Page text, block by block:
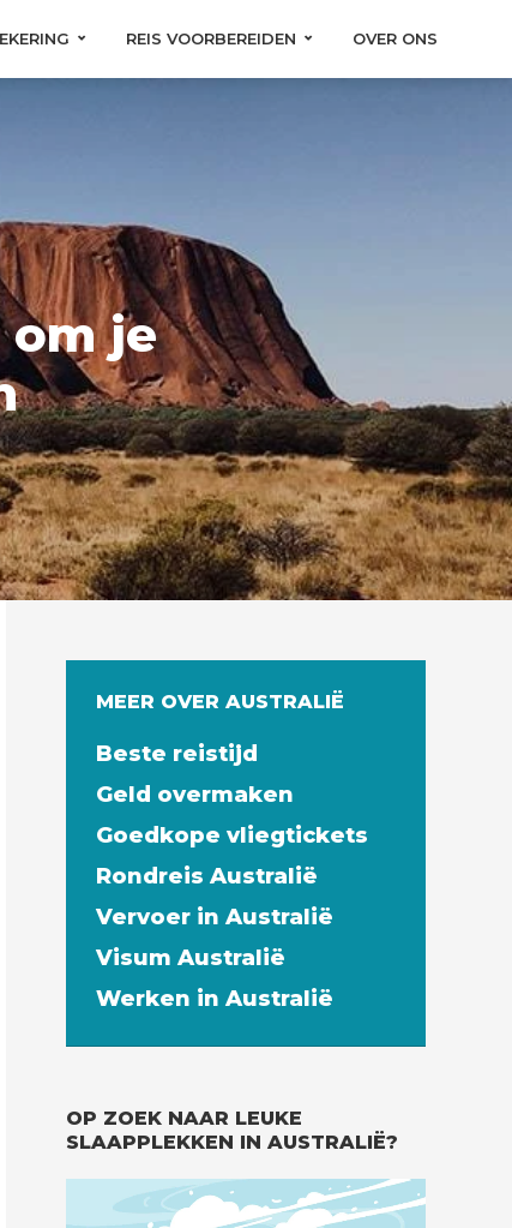
REIS VOORBEREIDEN OVER ONS
om je
MEER OVER AUSTRALIË
Beste reistijd
Geld overmaken
Goedkope vliegtickets
Rondreis Australië
Vervoer in Australië
Visum Australië
Werken in Australië
OP ZOEK NAAR LEUKE
SLAAPPLEKKEN IN AUSTRALIË?